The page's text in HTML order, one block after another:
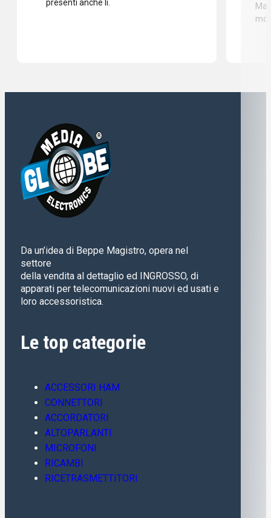
presenti anche li.
Da un’idea di Beppe Magistro, opera nel
settore
della vendita al dettaglio ed INGROSSO, di
apparati per telecomunicazioni nuovi ed usati e
loro accessoristica.
Le top categorie
ACCESSORI HAM
CONNETTORI
ACCORDATORI
ALTOPARLANTI
MICROFONI
RICAMBI
RICETRASMETTITORI